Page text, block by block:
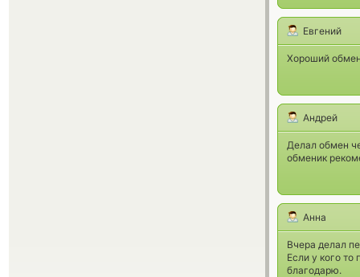
Евгений
Хороший
Андрей
Делал обмен
обменик
Анна
Вчера делал
Если у кого
благодарю.